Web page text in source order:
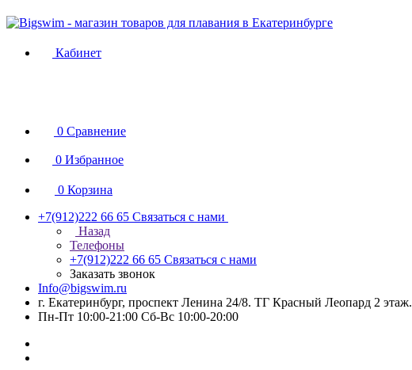
Кабинет
0 Сравнение
0 Избранное
0 Корзина
+7(912)222 66 65 Связаться с нами
Назад
Телефоны
+7(912)222 66 65 Связаться с нами
Заказать звонок
Info@bigswim.ru
г. Екатеринбург, проспект Ленина 24/8. ТГ Красный Леопард 2 этаж.
Пн-Пт 10:00-21:00 Сб-Вс 10:00-20:00